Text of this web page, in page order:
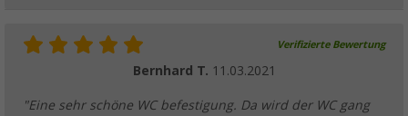
Verifizierte Bewertung
Bernhard T. 11.03.2021
"Eine sehr schöne WC befestigung. Da wird der WC gang